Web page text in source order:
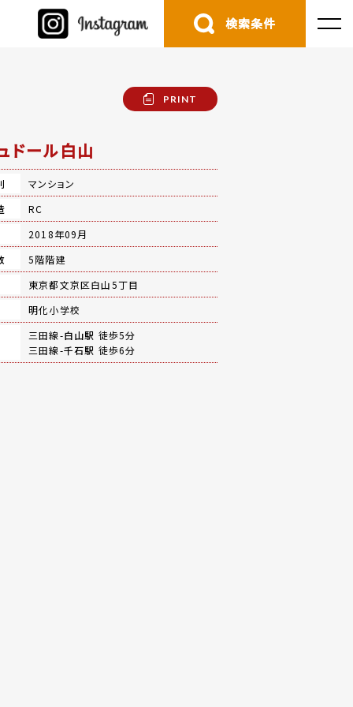
検索条件
PRINT
ドール白山
マンション
RC
2018年09月
5階階建
東京都文京区白山5丁目
明化小学校
三田線-白山駅 徒歩5分
三田線-千石駅 徒歩6分